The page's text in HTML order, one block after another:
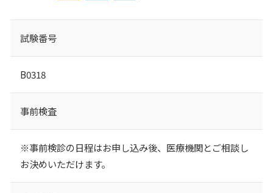
試験番号
B0318
事前検査
※事前検診の日程はお申し込み後、医療機関とご相談し
お決めいただけます。